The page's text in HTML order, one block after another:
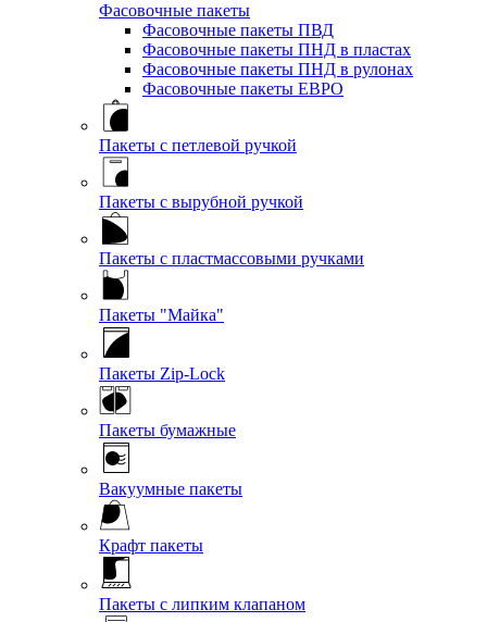
Фасовочные пакеты
Фасовочные пакеты ПВД
Фасовочные пакеты ПНД в пластах
Фасовочные пакеты ПНД в рулонах
Фасовочные пакеты ЕВРО
Пакеты с петлевой ручкой
Пакеты с вырубной ручкой
Пакеты с пластмассовыми ручками
Пакеты "Майка"
Пакеты Zip-Lock
Пакеты бумажные
Вакуумные пакеты
Крафт пакеты
Пакеты с липким клапаном